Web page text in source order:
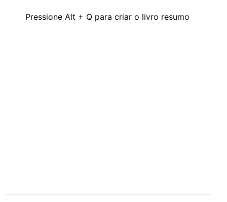
Pressione Alt + Q para criar o livro resumo